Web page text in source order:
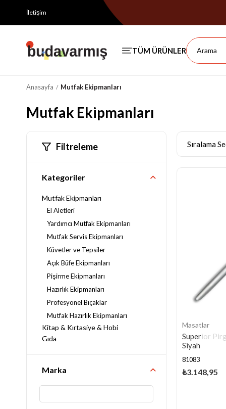
İletişim
Anasayfa Mutfak Ekipmanları
Mutfak Ekipmanları
Filtreleme
Kategoriler
Mutfak Ekipmanları
El Aletleri
Yardımcı Mutfak Ekipmanları
Mutfak Servis Ekipmanları
Küvetler ve Tepsiler
Açık Büfe Ekipmanları
Pişirme Ekipmanları
Hazırlık Ekipmanları
Profesyonel Bıçaklar
Mutfak Hazırlık Ekipmanları
Kitap & Kırtasiye & Hobi
Gıda
Kahve Makineleri ve Bar
Çok Satan Ürünler
Marka
Masatlar
Superior
Siyah
81083
₺3.148,95